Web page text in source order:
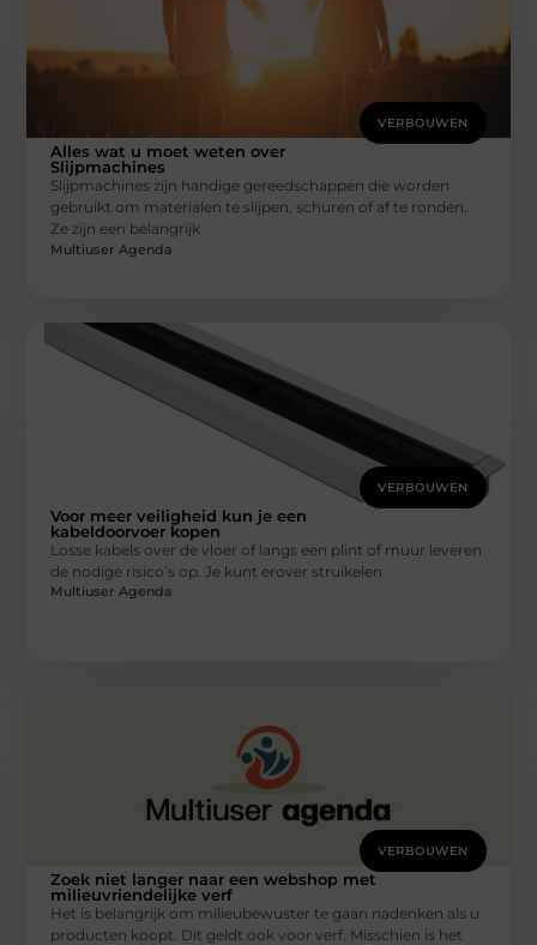
VERBOUWEN
Alles wat u moet weten over
Slijpmachines
Slijpmachines zijn handige gereedschappen die worden
gebruikt om materialen te slijpen, schuren of af te ronden.
Ze zijn een belangrijk
Multiuser Agenda
VERBOUWEN
Voor meer veiligheid kun je een
kabeldoorvoer kopen
Losse kabels over de vloer of langs een plint of muur leveren
de nodige risico’s op. Je kunt erover struikelen
Multiuser Agenda
VERBOUWEN
Zoek niet langer naar een webshop met
milieuvriendelijke verf
Het is belangrijk om milieubewuster te gaan nadenken als u
producten koopt. Dit geldt ook voor verf. Misschien is het